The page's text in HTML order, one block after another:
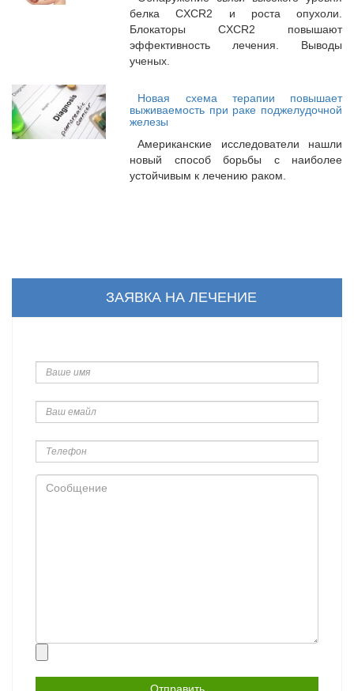
белка CXCR2 и роста опухоли.
Блокаторы CXCR2 повышают
эффективность лечения. Выводы
ученых.
Новая схема терапии повышает
выживаемость при раке поджелудочной
железы
Американские исследователи нашли
новый способ борьбы с наиболее
устойчивым к лечению раком.
ЗАЯВКА НА ЛЕЧЕНИЕ
имя
емайл
Сообщение